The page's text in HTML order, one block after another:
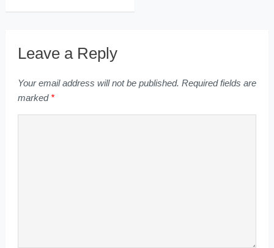
Leave a Reply
Your email address will not be published. Required fields are
marked *